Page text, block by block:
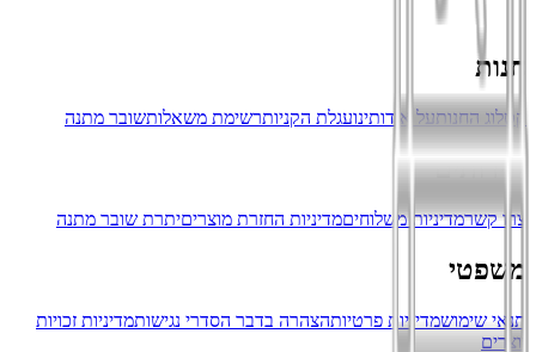
חנות
קטלוג החנותעל אודותינועגלת הקניותרשימת משאלותשובר מתנה
שירותים
צרו קשרמדיניות משלוחיםמדיניות החזרת מוצריםיתרת שובר מתנה
משפטי
תנאי שימושמדיניות פרטיותהצהרה בדבר הסדרי נגישותמדיניות זכויות
יוצרים